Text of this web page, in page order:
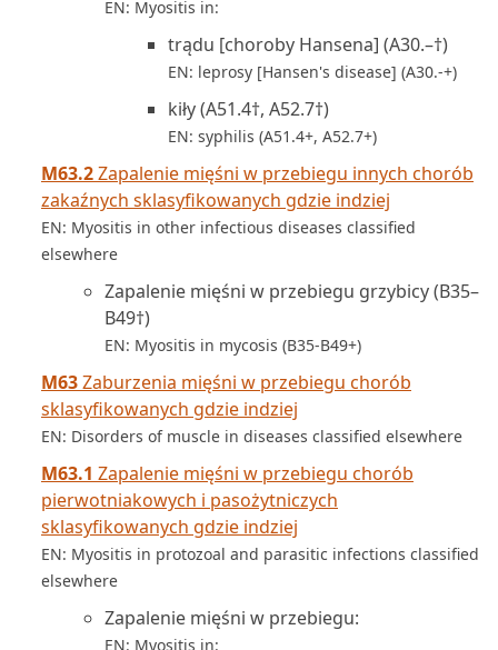
EN: Myositis in:
trądu [choroby Hansena] (A30.–†)
EN: leprosy [Hansen's disease] (A30.-+)
kiły (A51.4†, A52.7†)
EN: syphilis (A51.4+, A52.7+)
M63.2Zapalenie mięśni w przebiegu innych chorób
zakaźnych sklasyfikowanych gdzie indziej
EN: Myositis in other infectious diseases classified
elsewhere
Zapalenie mięśni w przebiegu grzybicy (B35–
B49†)
EN: Myositis in mycosis (B35-B49+)
M63Zaburzenia mięśni w przebiegu chorób
sklasyfikowanych gdzie indziej
EN: Disorders of muscle in diseases classified elsewhere
M63.1 Zapalenie mięśni w przebiegu chorób
pierwotniakowych i pasożytniczych
sklasyfikowanych gdzie indziej
EN: Myositis in protozoal and parasitic infections classified
elsewhere
Zapalenie mięśni w przebiegu:
EN: Myositis in: